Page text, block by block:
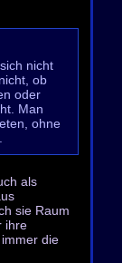
nicht
ob
oder
Man
ohne
als
sie Raum
ihre
die